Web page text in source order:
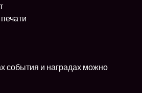
события и наградах можно